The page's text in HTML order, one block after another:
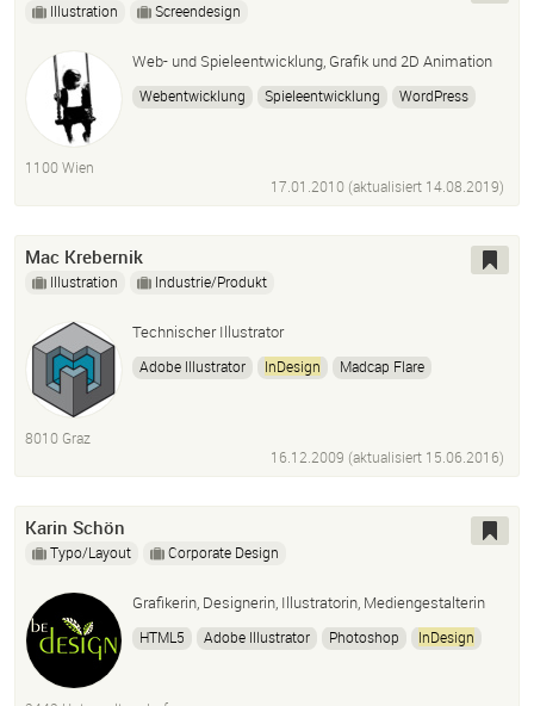
Illustration Screendesign
Web- und Spieleentwicklung, Grafik und 2D Animation
Webentwicklung Spieleentwicklung
WordPress
Photoshop InDesign
Flash
After Effects
1100 Wien
17.01.2010 (aktualisiert 14.08.2019)
Mac Krebernik
Illustration Industrie/Produkt
Technischer Illustrator
Adobe Illustrator InDesign
Madcap Flare
8010 Graz
16.12.2009 (aktualisiert 15.06.2016)
Karin Schön
Typo/Layout Corporate Design
Grafikerin, Designerin, Illustratorin, Mediengestalterin
HTML5 Adobe Illustrator Photoshop
InDesign